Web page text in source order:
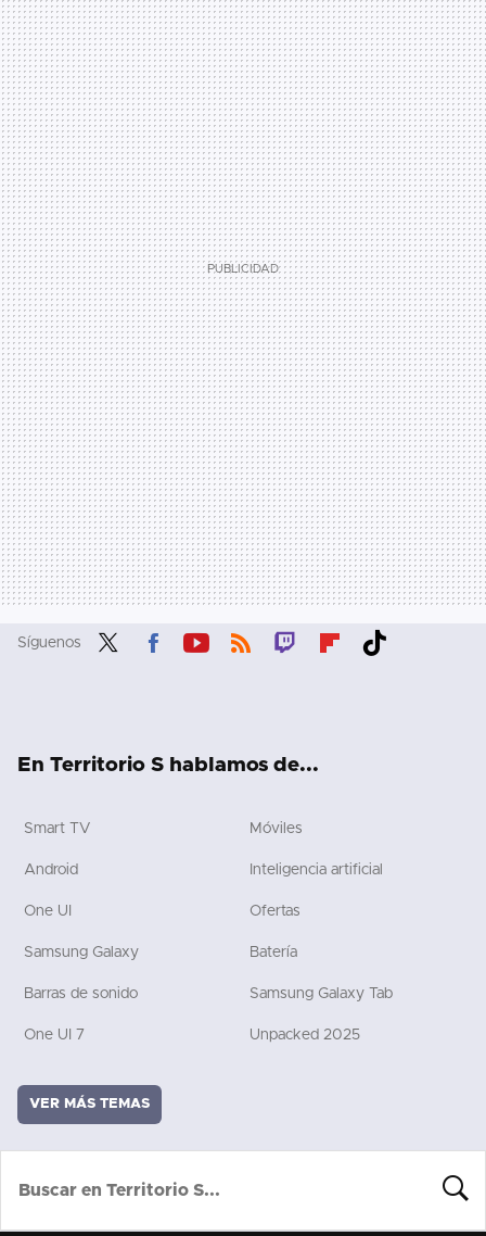
Síguenos
En Territorio S hablamos de...
Smart TV Móviles
Android Inteligencia artificial
One UI Ofertas
Samsung Galaxy Batería
Barras de sonido Samsung Galaxy Tab
One UI 7 Unpacked 2025
VER MÁS TEMAS